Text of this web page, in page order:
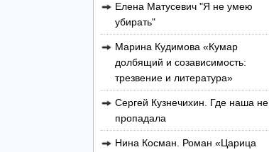
Елена Матусевич "Я не умею
убирать"
Марина Кудимова «Кумар
долбящий и созависимость:
трезвение и литература»
Сергей Кузнечихин. Где наша не
пропадала
Нина Косман. Роман «Царица